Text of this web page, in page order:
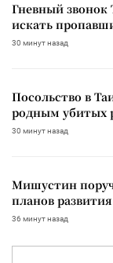
Гневный звонок
искать
30 минут назад
Посольство в
родным убитых
30 минут назад
Мишустин
планов
36 минут назад